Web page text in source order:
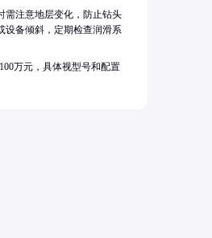
需注意地层变化，防止钻头
设备倾斜，定期检查润滑系
万元，具体视型号和配置